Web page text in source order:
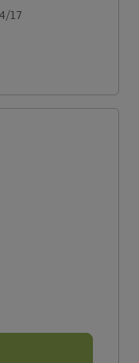
17